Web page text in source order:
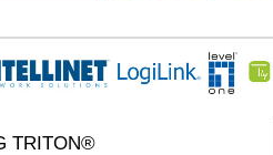
TRITON®